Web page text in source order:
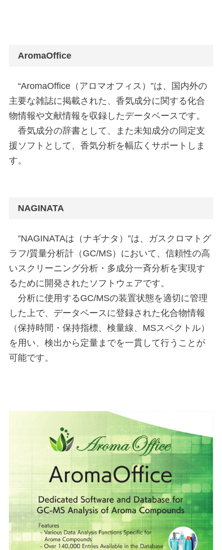
AromaOffice
“AromaOffice（アロマオフィス）”は、国内外の
主要な雑誌に掲載された、香気成分に関する化合
物情報や文献情報を収録したデータベースです。
香気成分の辞書として、また未知成分の同定支
援ソフトとして、香気分析を幅広くサポートしま
す。
NAGINATA
”NAGINATAは（ナギナタ）”は、ガスクロマトグ
ラフ/質量分析計（GC/MS）において、信頼性の高
いスクリーニング分析・多成分一斉分析を実現す
るために開発されたソフトウェアです。
分析に使用するGC/MSの装置状態を適切に管理
した上で、データベースに登録された化合物情報
（保持時間・保持指標、検量線、MSスペクトル）
を用い、検出から定量までを一貫して行うことが
可能です。